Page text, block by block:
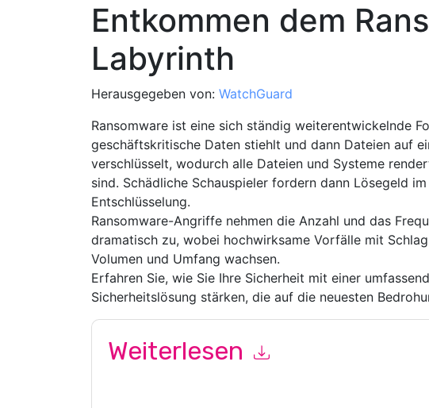
Entkommen dem
Labyrinth
Herausgegeben von: WatchGuard
Ransomware ist eine sich ständig weiterentwickelnde
geschäftskritische Daten stiehlt und dann Dateien auf
verschlüsselt, wodurch alle Dateien und Systeme
sind. Schädliche Schauspieler fordern dann Lösegeld
Entschlüsselung.
Ransomware-Angriffe nehmen die Anzahl und das
dramatisch zu, wobei hochwirksame Vorfälle mit
Volumen und Umfang wachsen.
Erfahren Sie, wie Sie Ihre Sicherheit mit einer
Sicherheitslösung stärken, die auf die neuesten
Weiterlesen